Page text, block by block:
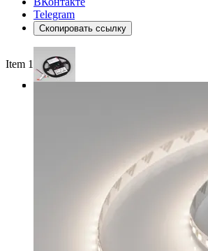
Telegram
Скопировать ссылку
Item 1 of 3